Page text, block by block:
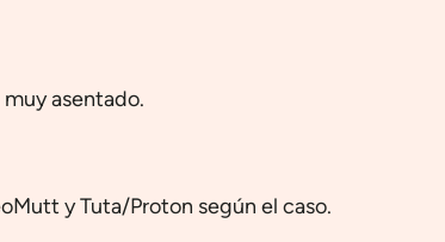
asentado.
y Tuta/Proton según el caso.